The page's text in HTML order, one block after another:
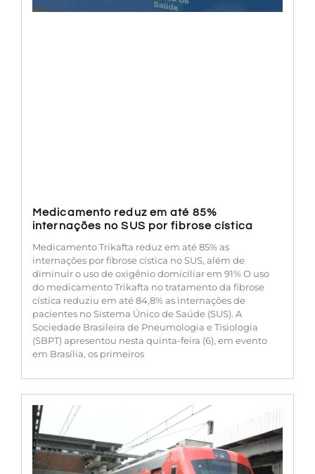
Medicamento reduz em até 85%
internações no SUS por fibrose cística
Medicamento Trikafta reduz em até 85% as
internações por fibrose cística no SUS, além de
diminuir o uso de oxigênio domiciliar em 91% O uso
do medicamento Trikafta no tratamento da fibrose
cística reduziu em até 84,8% as internações de
pacientes no Sistema Único de Saúde (SUS). A
Sociedade Brasileira de Pneumologia e Tisiologia
(SBPT) apresentou nesta quinta-feira (6), em evento
em Brasília, os primeiros